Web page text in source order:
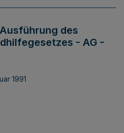
des
- AG -
1991